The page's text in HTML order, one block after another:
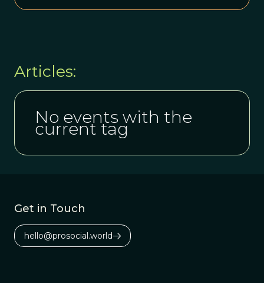
Articles:
No events with the
current tag
Get in Touch
hello@prosocial.world